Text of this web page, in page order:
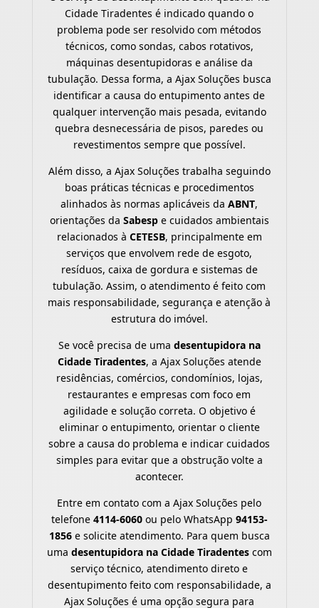
Cidade Tiradentes é indicado quando o
problema pode ser resolvido com métodos
técnicos, como sondas, cabos rotativos,
máquinas desentupidoras e análise da
tubulação. Dessa forma, a Ajax Soluções busca
identificar a causa do entupimento antes de
qualquer intervenção mais pesada, evitando
quebra desnecessária de pisos, paredes ou
revestimentos sempre que possível.
Além disso, a Ajax Soluções trabalha seguindo
boas práticas técnicas e procedimentos
alinhados às normas aplicáveis daABNT,
orientações da Sabespe cuidados ambientais
relacionados à CETESB, principalmente em
serviços que envolvem rede de esgoto,
resíduos, caixa de gordura e sistemas de
tubulação. Assim, o atendimento é feito com
mais responsabilidade, segurança e atenção à
estrutura do imóvel.
Se você precisa de uma desentupidora na
Cidade Tiradentes, a Ajax Soluções atende
residências, comércios, condomínios, lojas,
restaurantes e empresas com foco em
agilidade e solução correta. O objetivo é
eliminar o entupimento, orientar o cliente
sobre a causa do problema e indicar cuidados
simples para evitar que a obstrução volte a
acontecer.
Entre em contato com a Ajax Soluções pelo
telefone 4114-6060ou pelo WhatsApp 94153-
1856e solicite atendimento. Para quem busca
uma desentupidora na Cidade Tiradentescom
serviço técnico, atendimento direto e
desentupimento feito com responsabilidade, a
Ajax Soluções é uma opção segura para